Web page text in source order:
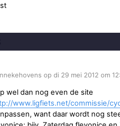
op di 29 mei 2012 om
wel dan nog even de site
www.ligfiets.net/commissie/
want daar wordt nog